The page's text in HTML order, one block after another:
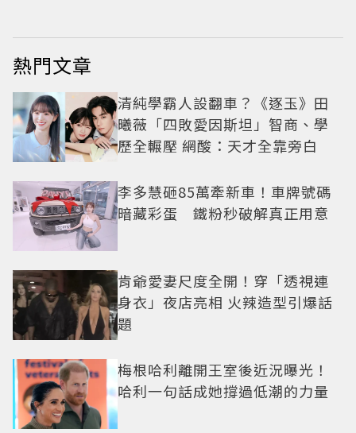
熱門文章
清純學霸人設翻車？《逐玉》田
曦薇「四敗愛因斯坦」智商、學
歷全輾壓 網酸：天才全靠旁白
李多慧砸85萬牽新車！車牌號碼
暗藏彩蛋 鐵粉秒破解真正用意
肯爺愛妻尺度全開！穿「透視連
身衣」夜店亮相 火辣造型引爆話
題
梅根哈利離開王室後近況曝光！
哈利一句話成她撐過低潮的力量